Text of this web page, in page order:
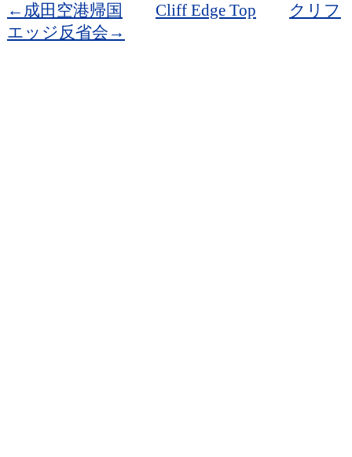
←成田空港帰国 Cliff Edge Top
クリフ
エッジ反省会→